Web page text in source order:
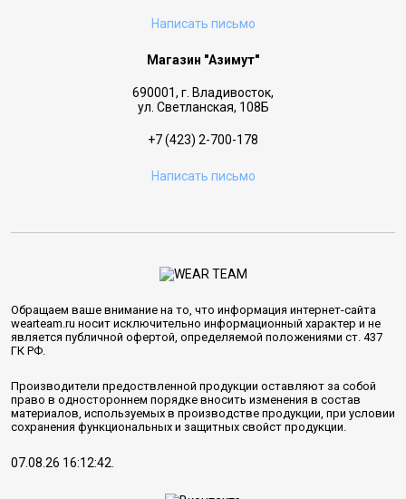
Написать письмо
Магазин "Азимут"
690001, г. Владивосток,
ул. Светланская, 108Б
+7 (423) 2-700-178
Написать письмо
Обращаем ваше внимание на то, что информация интернет-сайта
wearteam.ru носит исключительно информационный характер и не
является публичной офертой, определяемой положениями ст. 437
ГК РФ.
Производители предоствленной продукции оставляют за собой
право в одностороннем порядке вносить изменения в состав
материалов, используемых в производстве продукции, при условии
сохранения функциональных и защитных свойст продукции.
07.08.26 16:12:42.